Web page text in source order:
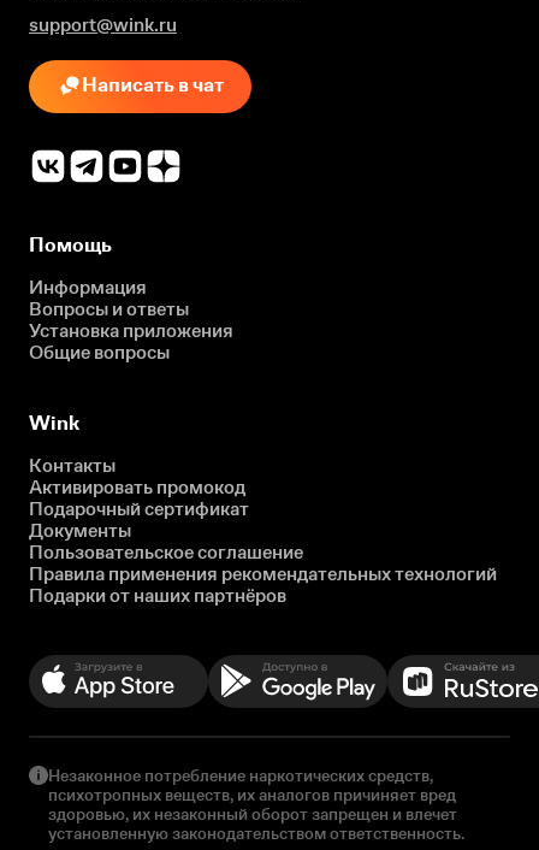
support@wink.ru
Написать в чат
Помощь
Информация
Вопросы и ответы
Установка приложения
Общие вопросы
Wink
Контакты
Активировать промокод
Подарочный сертификат
Документы
Пользовательское соглашение
Правила применения рекомендательных технологий
Подарки от наших партнёров
Незаконное потребление наркотических средств,
психотропных веществ, их аналогов причиняет вред
здоровью, их незаконный оборот запрещен и влечет
установленную законодательством ответственность.